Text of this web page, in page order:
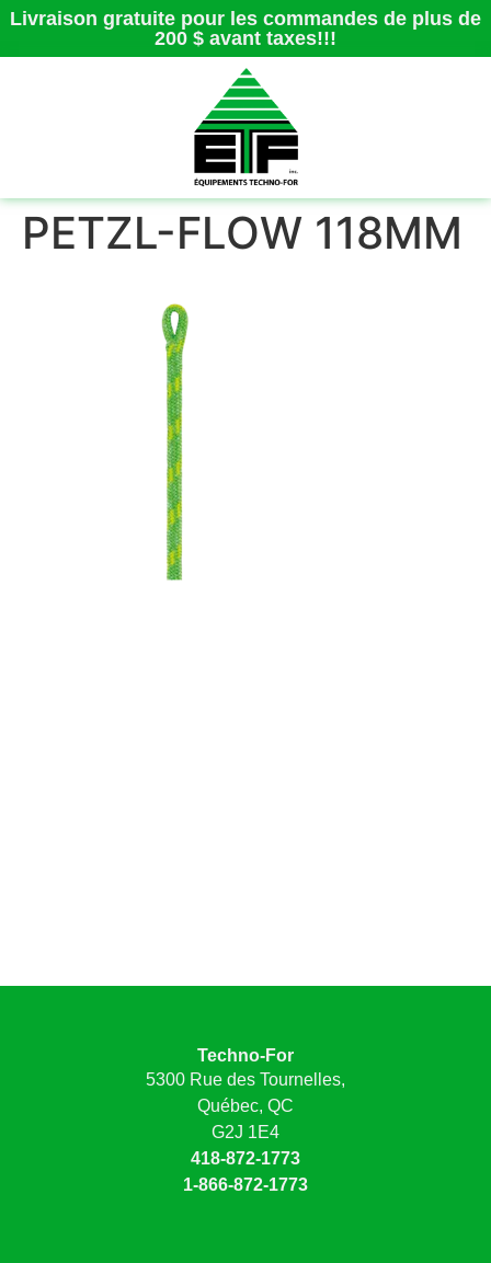
Livraison gratuite pour les commandes de plus de
200 $ avant taxes!!!
PETZL-FLOW 118MM
Techno-For
5300 Rue des Tournelles,
Québec, QC
G2J 1E4
418-872-1773
1-866-872-1773